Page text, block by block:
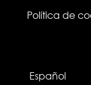
Política de
Español